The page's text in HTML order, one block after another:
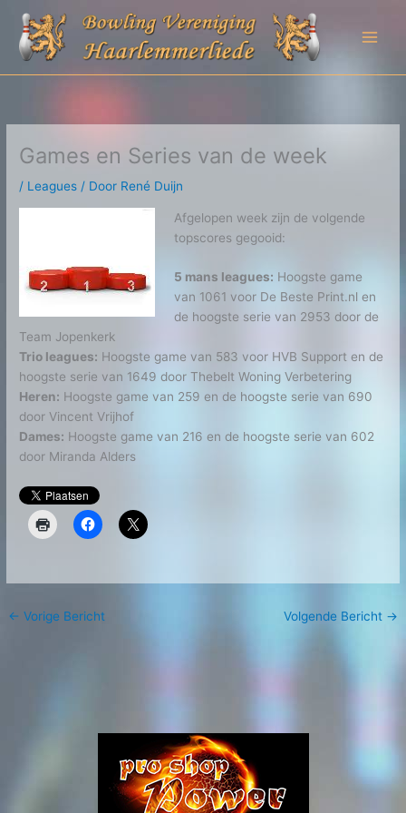
naar
Games en Series van de week
/ Leagues / Door René Duijn
Afgelopen week zijn de volgende
topscores gegooid:
5 mans leagues: Hoogste game
van 1061 voor De Beste Print.nl en
de hoogste serie van 2953 door de
Team Jopenkerk
Trio leagues: Hoogste game van 583 voor HVB Support en de
hoogste serie van 1649 door Thebelt Woning Verbetering
Heren: Hoogste game van 259 en de hoogste serie van 690
door Vincent Vrijhof
Dames: Hoogste game van 216 en de hoogste serie van 602
door Miranda Alders
← Vorige Bericht Volgende Bericht →